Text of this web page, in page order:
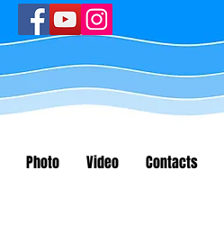
Photo Video Contacts